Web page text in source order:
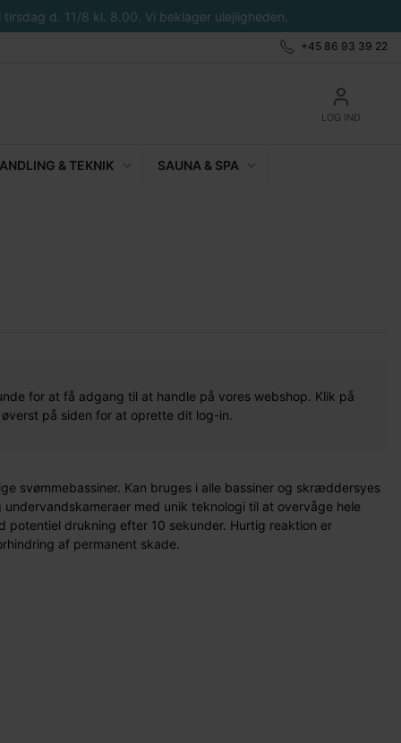
d. 11/8 kl. 8.00. Vi beklager ulejligheden.
+45 86 93 39 22
LOG IND
& TEKNIK SAUNA & SPA
for at få adgang til at handle på vores webshop. Klik på
øverst på siden for at oprette dit log-in.
svømmebassiner. Kan bruges i alle bassiner og skræddersyes
med unik teknologi til at overvåge hele
potentiel drukning efter 10 sekunder. Hurtig reaktion er
af permanent skade.